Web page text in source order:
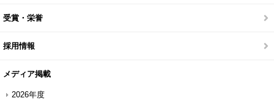
受賞・栄誉
採用情報
メディア掲載
2026年度